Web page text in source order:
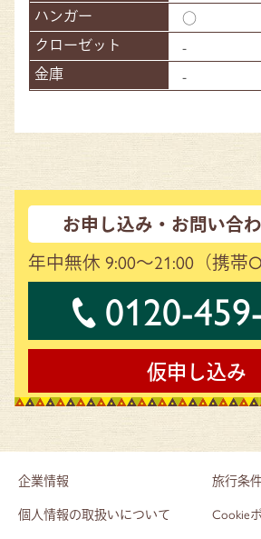
○
-
-
お申し込み・お問い合
年中無休 9:00～21:00 （携帯
0120-
仮申し込み
企業情報
旅行条
個人情報の取扱いについて
Cookie